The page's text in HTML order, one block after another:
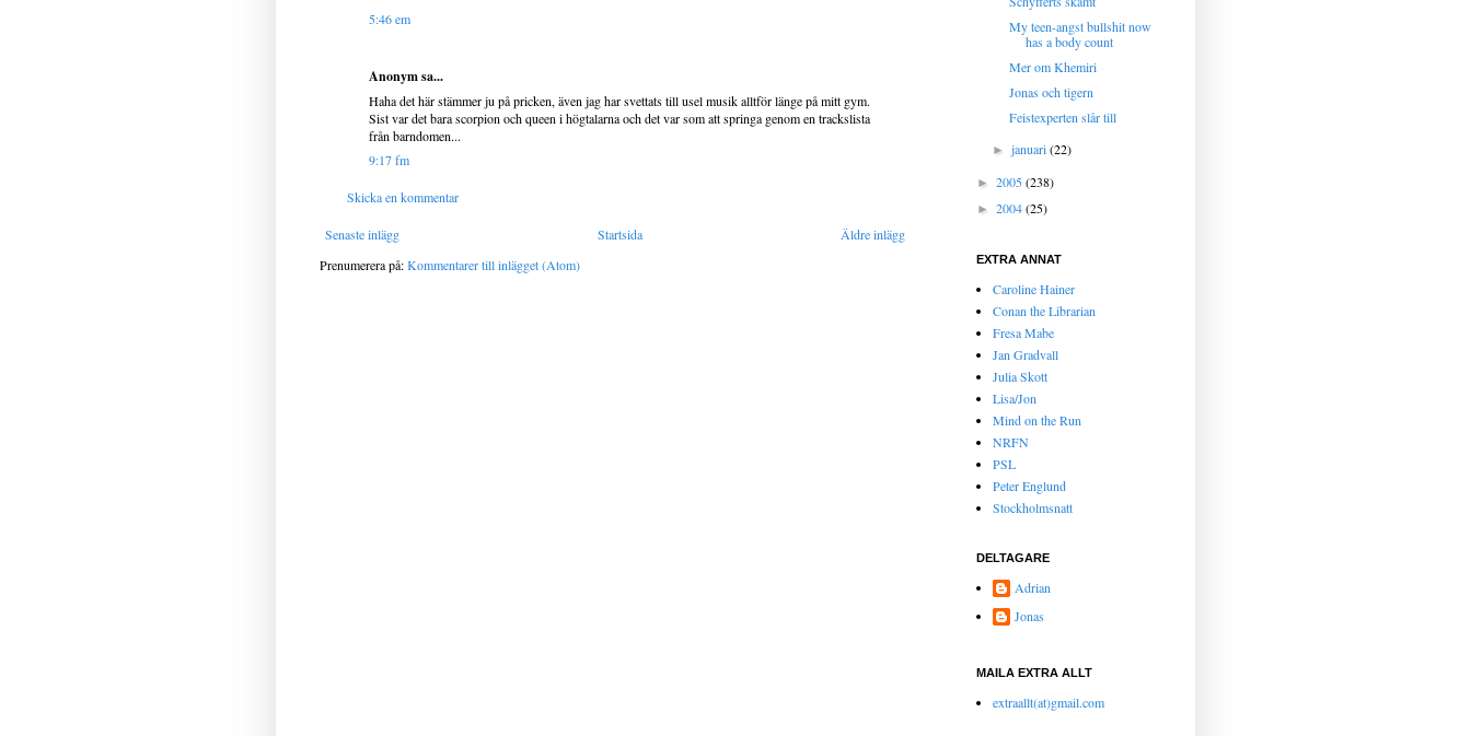
5:46 em
Anonym sa...
Haha det här stämmer ju på pricken, även jag har svettats till usel musik alltför länge på mitt gym.
Sist var det bara scorpion och queen i högtalarna och det var som att springa genom en trackslista
från barndomen...
9:17 fm
Skicka en kommentar
Senaste inlägg Äldre inlägg
Startsida
Prenumerera på:Kommentarer till inlägget (Atom)
My teen-angst bullshit now
has a body count
Mer om Khemiri
Jonas och tigern
Feistexperten slår till
►januari(22)
► 2005(238)
► 2004(25)
EXTRA ANNAT
Caroline Hainer
Conan the Librarian
Fresa Mabe
Jan Gradvall
Julia Skott
Lisa/Jon
Mind on the Run
NRFN
PSL
Peter Englund
Stockholmsnatt
DELTAGARE
Adrian
Jonas
MAILA EXTRA ALLT
extraallt(at)gmail.com